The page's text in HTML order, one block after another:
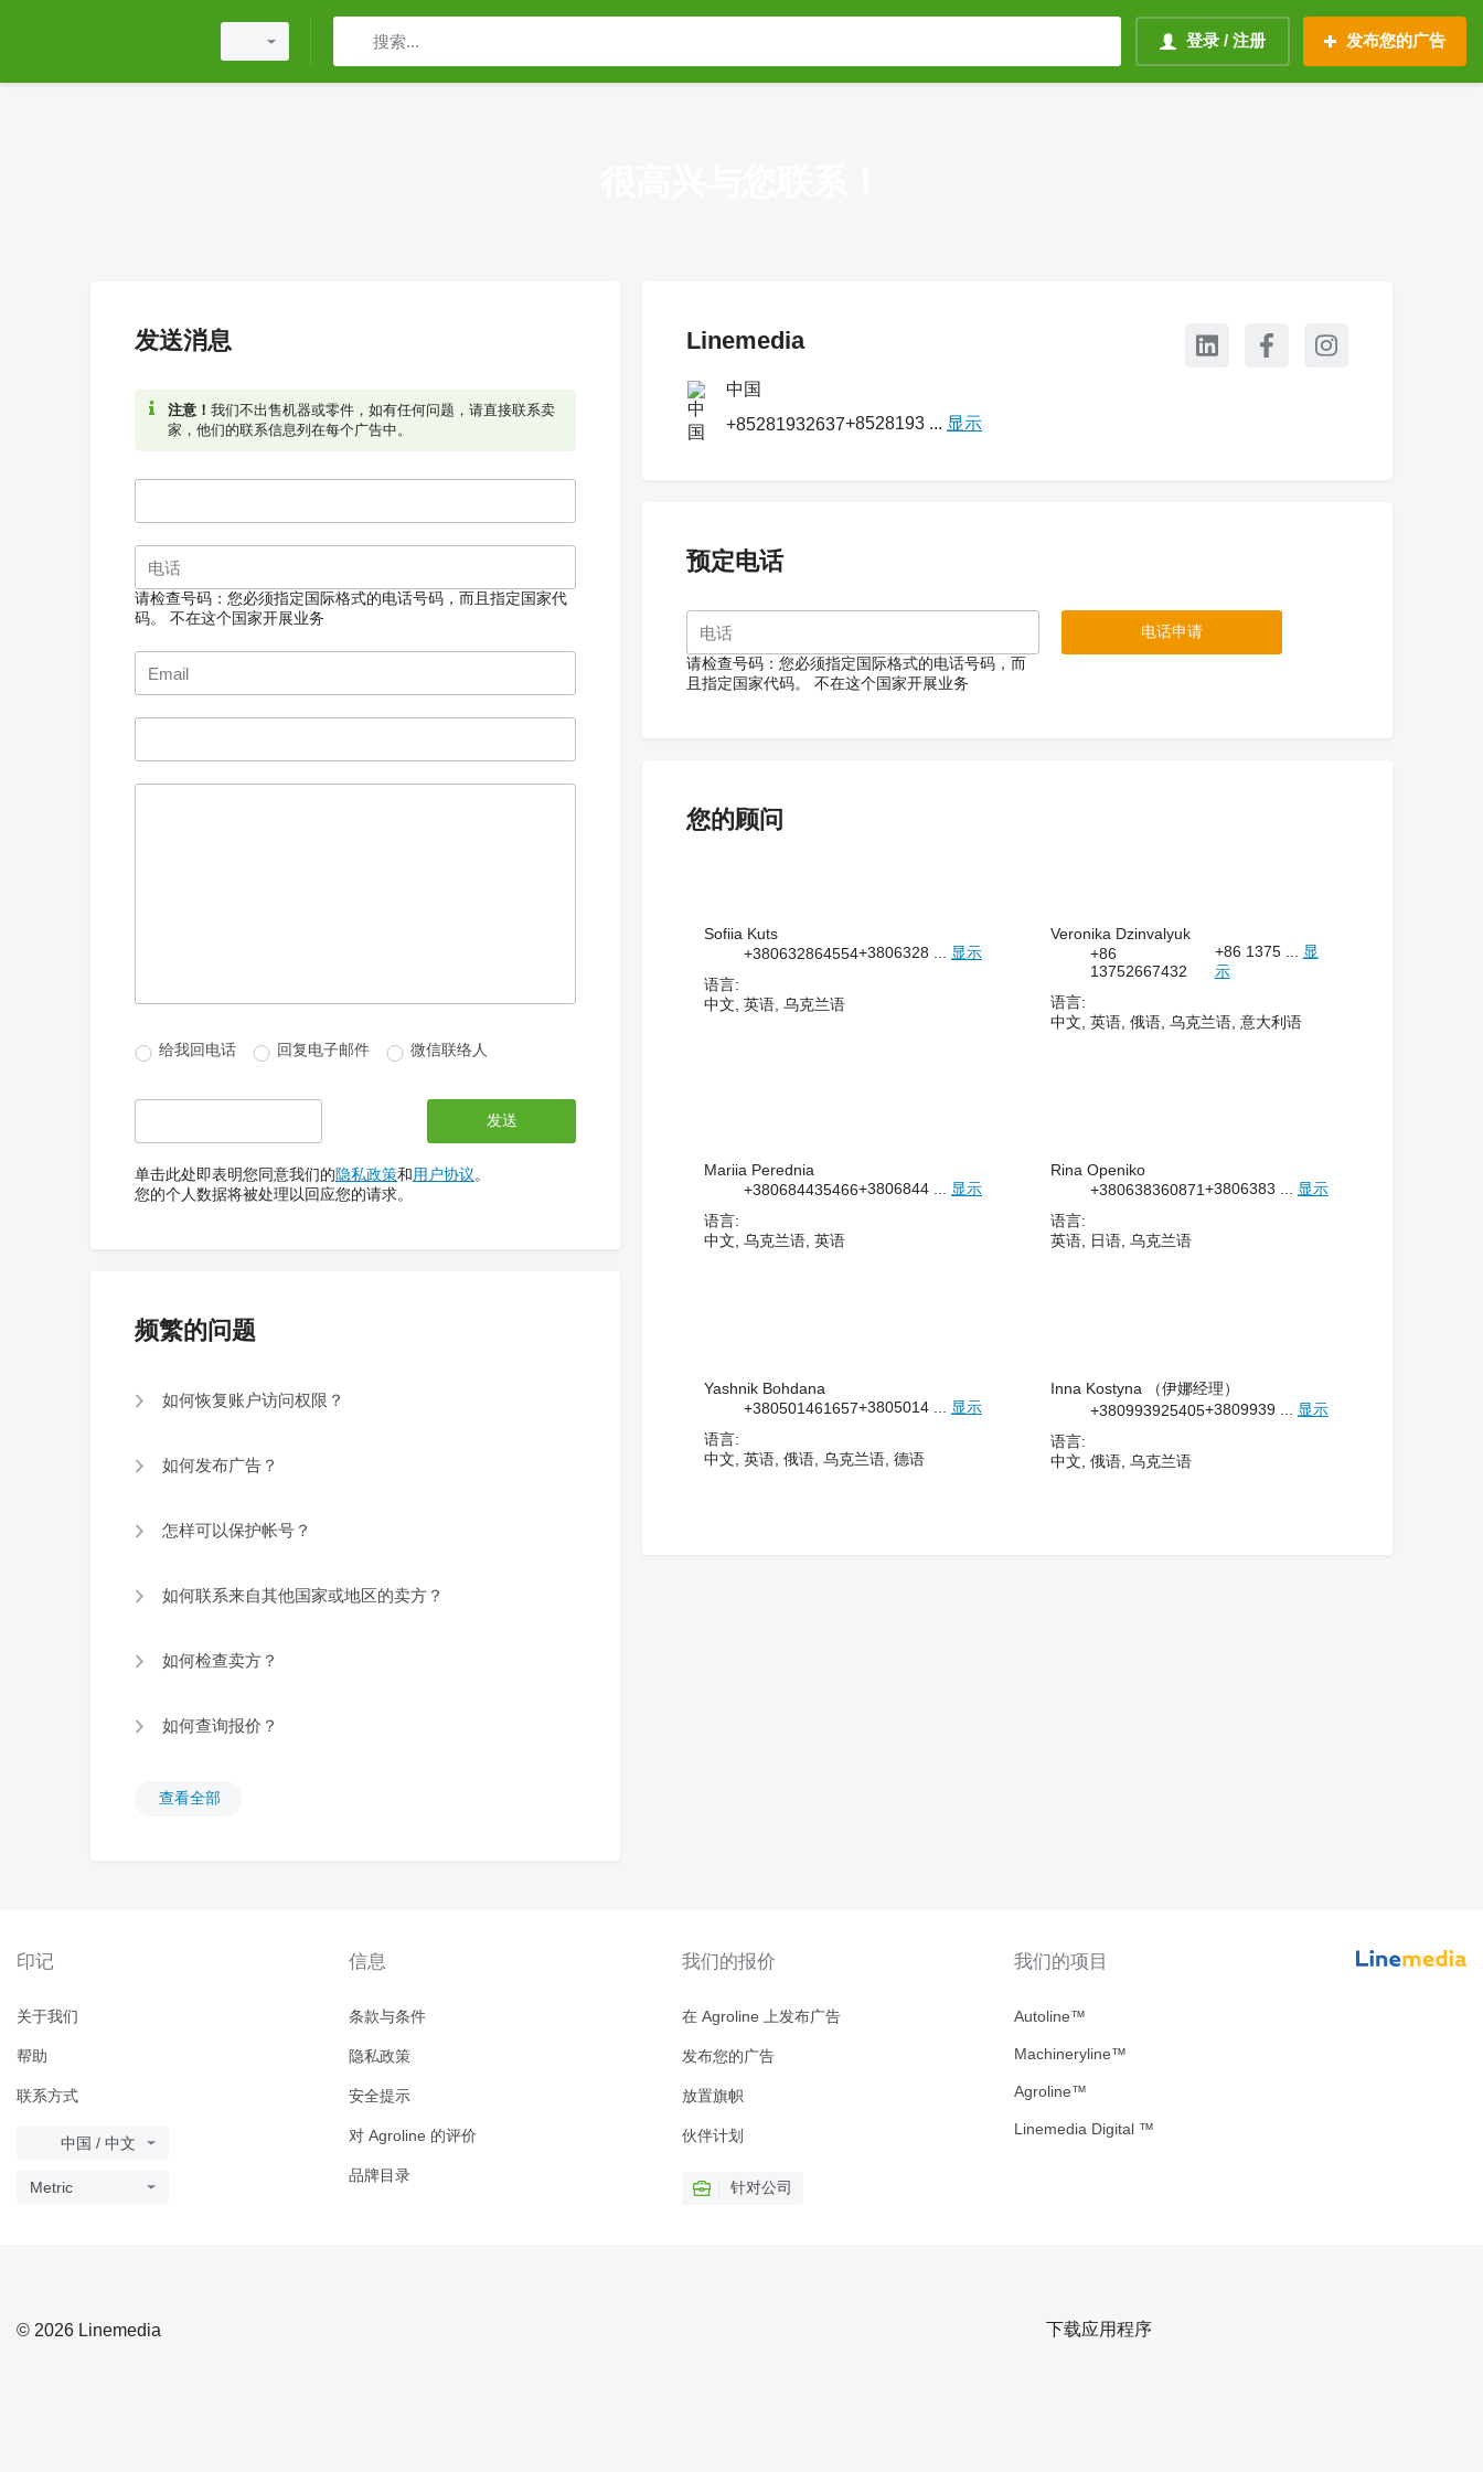
登录 / 注册 发布您的广告
发送消息
注意！ 我们不出售机器或零件，如有任何问题，请直接联系卖
家，他们的联系信息列在每个广告中。
请检查号码：您必须指定国际格式的电话号码，而且指定国家代
码。
不在这个国家开展业务
给我回电话 回复电子邮件 微信联络人
单击此处即表明您同意我们的隐私政策和用户协议。
您的个人数据将被处理以回应您的请求。
频繁的问题
如何恢复账户访问权限？
如何发布广告？
怎样可以保护帐号？
如何联系来自其他国家或地区的卖方？
如何检查卖方？
如何查询报价？
查看全部
Linemedia
中国
+85281932637+8528193 ... 显示
预定电话
请检查号码：您必须指定国际格式的电话号码，而
且指定国家代码。
不在这个国家开展业务
您的顾问
Sofiia Kuts
+380632864554+3806328 ... 显示
语言:
中文, 英语, 乌克兰语
Veronika Dzinvalyuk
+86
13752667432
+86 1375 ... 显
示
语言:
中文, 英语, 俄语, 乌克兰语, 意大利语
Mariia Perednia
+380684435466+3806844 ... 显示
语言:
中文, 乌克兰语, 英语
Rina Openiko
+380638360871+3806383 ... 显示
语言:
英语, 日语, 乌克兰语
Yashnik Bohdana
+380501461657+3805014 ... 显示
语言:
中文, 英语, 俄语, 乌克兰语, 德语
Inna Kostyna （伊娜经理）
+380993925405+3809939 ... 显示
语言:
中文, 俄语, 乌克兰语
印记
关于我们
帮助
联系方式
中国 / 中文
Metric
信息
条款与条件
隐私政策
安全提示
对 Agroline 的评价
品牌目录
我们的报价
在 Agroline 上发布广告
发布您的广告
放置旗帜
伙伴计划
针对公司
我们的项目
Autoline™
Machineryline™
Agroline™
Linemedia Digital ™
© 2026 Linemedia 下载应用程序